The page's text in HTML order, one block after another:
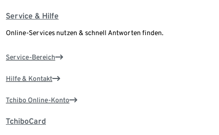
Service & Hilfe
Online-Services nutzen & schnell Antworten finden.
Service-Bereich
Hilfe & Kontakt
Tchibo Online-Konto
TchiboCard